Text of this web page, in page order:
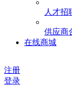
人才招
供应商
在线商城
注册
登录